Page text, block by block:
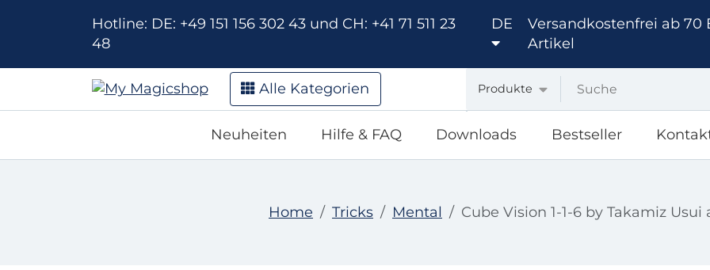
Hotline: DE: +49 151 156 302 43 und CH: +41 71 511 23
48
DE
Versandkostenfrei ab 70
Artikel
Alle Kategorien Produkte
Neuheiten Hilfe & FAQ Downloads Bestseller
Home Tricks Mental Cube Vision 1-1-6 by Takamiz Usui